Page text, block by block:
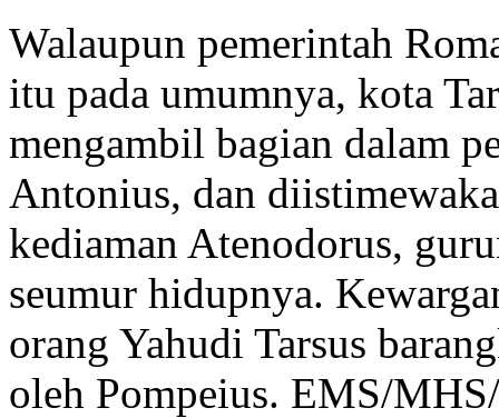
Walaupun pemerintah
itu pada umumnya, kota
mengambil bagian dalam
Antonius, dan
kediaman Atenodorus,
seumur hidupnya.
orang Yahudi Tarsus
oleh Pompeius. EMS/